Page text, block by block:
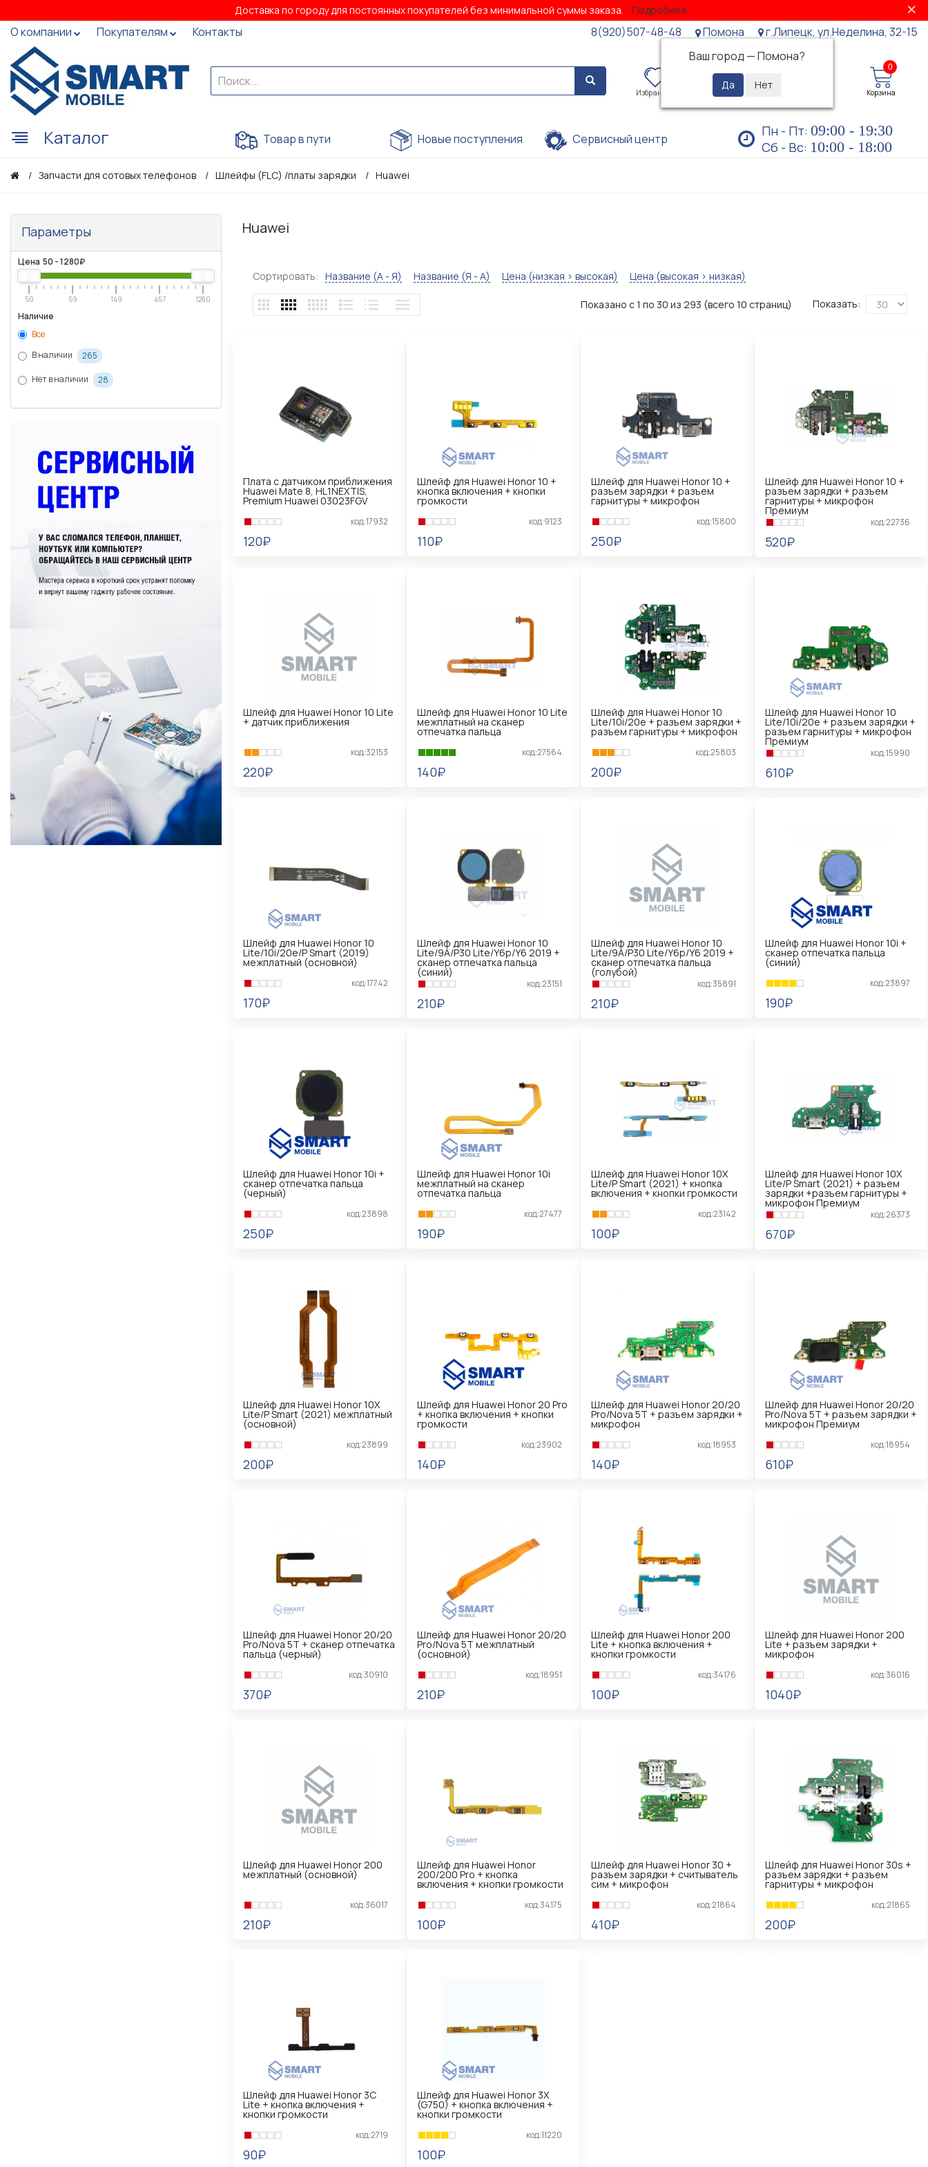
Доставка по городу для постоянных покупателей без минимальной суммы заказа. Подробнее...
О компании Покупателям Контакты 8(920)507-48-48
Помона
Ваш город —Помона?
г.Липецк, ул.Неделина, 32-15
Избранное Просмотренные
0
Корзина
Каталог Товар в пути Новые поступления Сервисный центр Пн - Пт: 09:00 - 19:30
Сб - Вс: 10:00 - 18:00
Запчасти для сотовых телефонов Шлейфы (FLC) /платы зарядки Huawei
Параметры
Цена 50 -1280₽
50 59 149 457 1280
Наличие
Все
В наличии
265
Нет в наличии 28
Huawei
Сортировать: Название (А - Я) Название (Я - А) Цена (низкая > высокая) Цена (высокая > низкая)
Показать:
Показано с 1 по 30 из 293 (всего 10 страниц)
Плата с датчиком приближения
Huawei Mate 8, HL1NEXTIS,
Premium Huawei 03023FGV
код:17932
120₽
Шлейф для Huawei Honor 10 +
кнопка включения + кнопки
громкости
код:9123
110₽
Шлейф для Huawei Honor 10 +
разъем зарядки + разъем
гарнитуры + микрофон
код:15800
250₽
Шлейф для Huawei Honor 10 +
разъем зарядки + разъем
гарнитуры + микрофон
Премиум
код:22736
520₽
Шлейф для Huawei Honor 10 Lite
+ датчик приближения
код:32153
220₽
Шлейф для Huawei Honor 10 Lite
межплатный на сканер
отпечатка пальца
код:27564
140₽
Шлейф для Huawei Honor 10
Lite/10i/20e + разъем зарядки +
разъем гарнитуры + микрофон
код:25803
200₽
Шлейф для Huawei Honor 10
Lite/10i/20e + разъем зарядки +
разъем гарнитуры + микрофон
Премиум
код:15990
610₽
Шлейф для Huawei Honor 10
Lite/10i/20e/P Smart (2019)
межплатный (основной)
код:17742
170₽
Шлейф для Huawei Honor 10
Lite/9A/P30 Lite/Y6p/Y6 2019 +
сканер отпечатка пальца
(cиний)
код:23151
210₽
Шлейф для Huawei Honor 10
Lite/9A/P30 Lite/Y6p/Y6 2019 +
сканер отпечатка пальца
(голубой)
код:35891
210₽
Шлейф для Huawei Honor 10i +
сканер отпечатка пальца
(синий)
код:23897
190₽
Шлейф для Huawei Honor 10i +
сканер отпечатка пальца
(черный)
код:23898
250₽
Шлейф для Huawei Honor 10i
межплатный на сканер
отпечатка пальца
код:27477
190₽
Шлейф для Huawei Honor 10X
Lite/P Smart (2021) + кнопка
включения + кнопки громкости
код:23142
100₽
Шлейф для Huawei Honor 10X
Lite/P Smart (2021) + разъем
зарядки +разъем гарнитуры +
микрофон Премиум
код:26373
670₽
Шлейф для Huawei Honor 10X
Lite/P Smart (2021) межплатный
(основной)
код:23899
200₽
Шлейф для Huawei Honor 20 Pro
+ кнопка включения + кнопки
громкости
код:23902
140₽
Шлейф для Huawei Honor 20/20
Pro/Nova 5T + разъем зарядки +
микрофон
код:18953
140₽
Шлейф для Huawei Honor 20/20
Pro/Nova 5T + разъем зарядки +
микрофон Премиум
код:18954
610₽
Шлейф для Huawei Honor 20/20
Pro/Nova 5T + сканер отпечатка
пальца (черный)
код:30910
370₽
Шлейф для Huawei Honor 20/20
Pro/Nova 5T межплатный
(основной)
код:18951
210₽
Шлейф для Huawei Honor 200
Lite + кнопка включения +
кнопки громкости
код:34176
100₽
Шлейф для Huawei Honor 200
Lite + разъем зарядки +
микрофон
код:36016
1040₽
Шлейф для Huawei Honor 200
межплатный (основной)
код:36017
210₽
Шлейф для Huawei Honor
200/200 Pro + кнопка
включения + кнопки громкости
код:34175
100₽
Шлейф для Huawei Honor 30 +
разъем зарядки + считыватель
сим + микрофон
код:21864
410₽
Шлейф для Huawei Honor 30s +
разъем зарядки + разъем
гарнитуры + микрофон
код:21865
200₽
Шлейф для Huawei Honor 3C
Lite + кнопка включения +
кнопки громкости
код:2719
90₽
Шлейф для Huawei Honor 3X
(G750) + кнопка включения +
кнопки громкости
код:11220
100₽